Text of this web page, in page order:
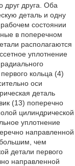
друг друга. Оба
деталь и одну
состоянии
в поперечном
располагаются
уплотнение
кольца (4)
оси
деталь
(13) поперечно
цилиндрической
уплотнение
направленной
большим, чем
детали первого
направленной